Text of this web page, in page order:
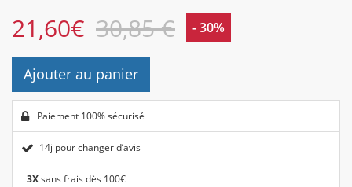
21,60€ 30,85 € - 30%
Ajouter au panier
Paiement 100% sécurisé
14j pour changer d’avis
3Xsans frais dès 100€